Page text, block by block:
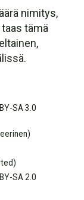
nimitys,
tämä
SA 3.0
SA 2.0